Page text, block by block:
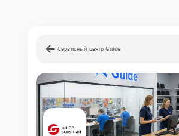
Сервисный центр Guide